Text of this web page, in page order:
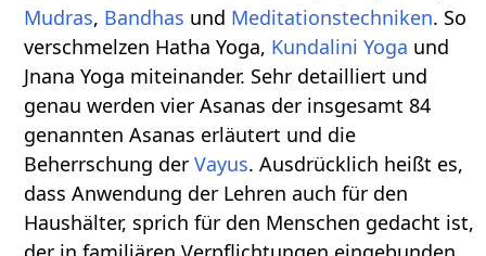
Mudras, Bandhas und Meditationstechniken. So
verschmelzen Hatha Yoga, Kundalini Yoga und
Jnana Yoga miteinander. Sehr detailliert und
genau werden vier Asanas der insgesamt 84
genannten Asanas erläutert und die
Beherrschung derVayus. Ausdrücklich heißt es,
dass Anwendung der Lehren auch für den
Haushälter, sprich für den Menschen gedacht ist,